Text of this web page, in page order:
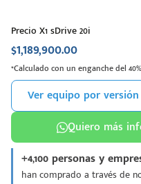
Precio X1 sDrive 20i
$1,189,900.00
*Calculado con un enganche del 40%
Ver equipo por versión
Quiero más
+4,100 personas y
han comprado a través de